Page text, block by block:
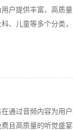
户提供丰富、高质
、儿童等多个分类
通过音频内容为用
且高质量的听觉盛宴